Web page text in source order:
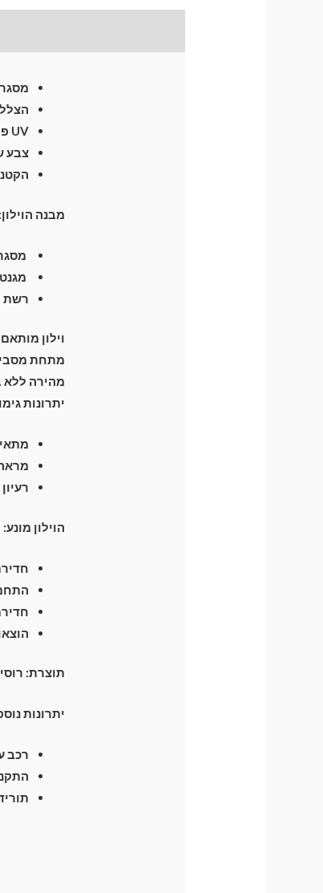
הצללה
UV פילטר
צבע
מבנה הוילון:
מסגרת
רשת
וילון
מהירה ללא
יתרונות
הוילון מונע:
תוצרת:
יתרונות
רכב